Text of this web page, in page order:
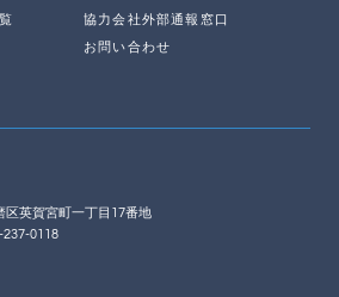
協力会社外部通報窓口
お問い合わせ
区英賀宮町一丁目17番地
237-0118